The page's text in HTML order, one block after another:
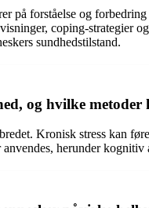
på forståelse og
coping-strategier
sundhedstilstand.
og hvilke metoder
Kronisk stress kan
herunder